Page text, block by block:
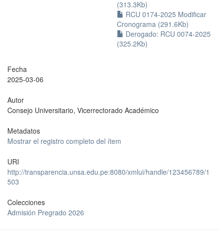
(313.3Kb)
RCU 0174-2025 Modificar
Cronograma (291.6Kb)
Derogado: RCU 0074-2025
(325.2Kb)
Fecha
2025-03-06
Autor
Consejo Universitario, Vicerrectorado Académico
Metadatos
Mostrar el registro completo del ítem
URI
http://transparencia.unsa.edu.pe:8080/xmlui/handle/123456789/1
503
Colecciones
Admisión Pregrado 2026